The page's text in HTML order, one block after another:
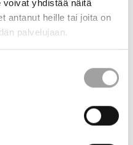
yhdistää näitä
antanut heille tai joita on
palvelujaan.
parantaa edelleen.
–
Parantamisen
ovat liikkuvia maaleja.